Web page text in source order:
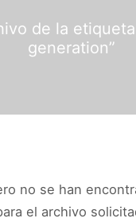
de la
generation”
no se han
el archivo